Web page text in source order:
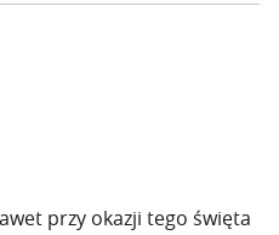
przy okazji tego święta